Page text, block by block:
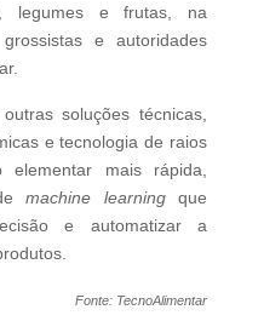
legumes e frutas, na
e autoridades
soluções técnicas,
e tecnologia de raios
mais rápida,
machine learningque
e automatizar a
Fonte: TecnoAlimentar